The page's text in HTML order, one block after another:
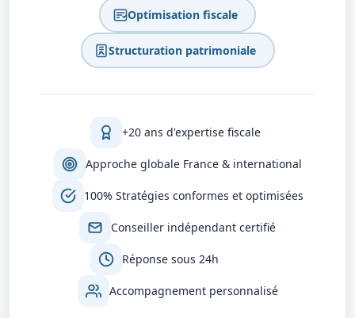
Optimisation fiscale
Structuration patrimoniale
+20 ans d'expertise fiscale
Approche globale France & international
100% Stratégies conformes et optimisées
Conseiller indépendant certifié
Réponse sous 24h
Accompagnement personnalisé